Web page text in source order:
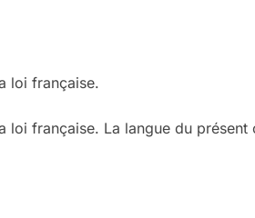
loi française.
française. La langue du